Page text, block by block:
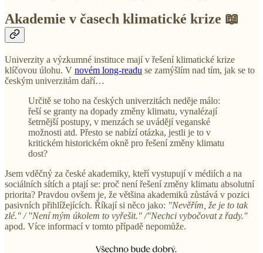
Akademie v časech klimatické krize 📖
Univerzity a výzkumné instituce mají v řešení klimatické krize
klíčovou úlohu. V novém long-readu se zamýšlím nad tím, jak se to
českým univerzitám daří…
Určitě se toho na českých univerzitách neděje málo:
řeší se granty na dopady změny klimatu, vynalézají
šetrnější postupy, v menzách se uvádějí veganské
možnosti atd. Přesto se nabízí otázka, jestli je to v
kritickém historickém okně pro řešení změny klimatu
dost?
Jsem vděčný za české akademiky, kteří vystupují v médiích a na
sociálních sítích a ptají se: proč není řešení změny klimatu absolutní
priorita? Pravdou ovšem je, že většina akademiků zůstává v pozici
pasivních přihlížejících. Říkají si něco jako: "Nevěřím, že je to tak
zlé." / "Není mým úkolem to vyřešit." /"Nechci vybočovat z řady."
apod. Více informací v tomto případě nepomůže.